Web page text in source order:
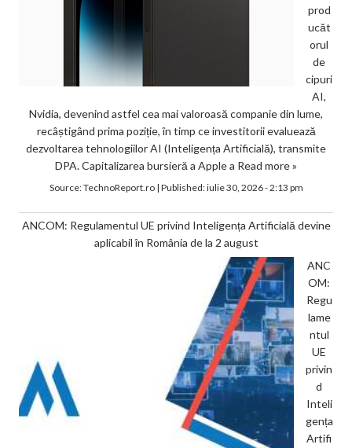
prod
ucăt
orul
de
cipuri
AI,
Nvidia, devenind astfel cea mai valoroasă companie din lume,
recâștigând prima poziție, în timp ce investitorii evaluează
dezvoltarea tehnologiilor AI (Inteligența Artificială), transmite
DPA. Capitalizarea bursieră a Apple a Read more »
Source:TechnoReport.ro| Published:iulie 30, 2026 - 2:13 pm
ANCOM: Regulamentul UE privind Inteligența Artificială devine
aplicabil în România de la 2 august
ANC
OM:
Regu
lame
ntul
UE
privin
d
Inteli
gența
Artifi